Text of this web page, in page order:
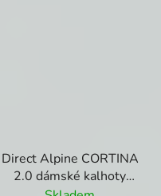
Direct Alpine CORTINA
2.0 dámské kalhoty